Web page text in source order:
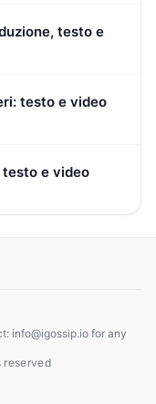
testo e
testo e video
testo e video
info@igossip.io for any